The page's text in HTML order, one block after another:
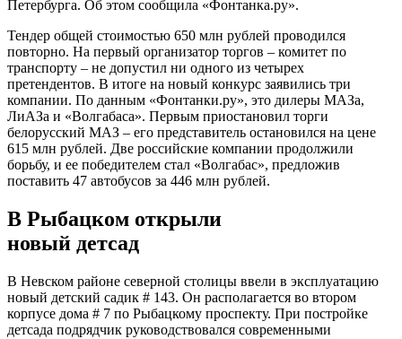
Петербурга. Об этом сообщила «Фонтанка.ру».
Тендер общей стоимостью 650 млн рублей проводился
повторно. На первый организатор торгов – комитет по
транспорту – не допустил ни одного из четырех
претендентов. В итоге на новый конкурс заявились три
компании. По данным «Фонтанки.ру», это дилеры МАЗа,
ЛиАЗа и «Волгабаса». Первым приостановил торги
белорусский МАЗ – его представитель остановился на цене
615 млн рублей. Две российские компании продолжили
борьбу, и ее победителем стал «Волгабас», предложив
поставить 47 автобусов за 446 млн рублей.
В Рыбацком открыли
новый детсад
В Невском районе северной столицы ввели в эксплуатацию
новый детский садик # 143. Он располагается во втором
корпусе дома # 7 по Рыбацкому проспекту. При постройке
детсада подрядчик руководствовался современными